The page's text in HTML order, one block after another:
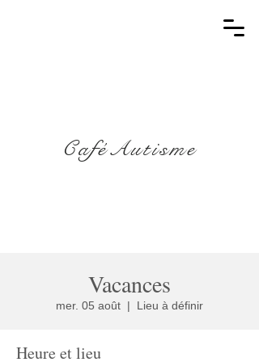
CaféAutisme
Vacances
mer. 05 août
  |
Lieu à définir
Heure et lieu